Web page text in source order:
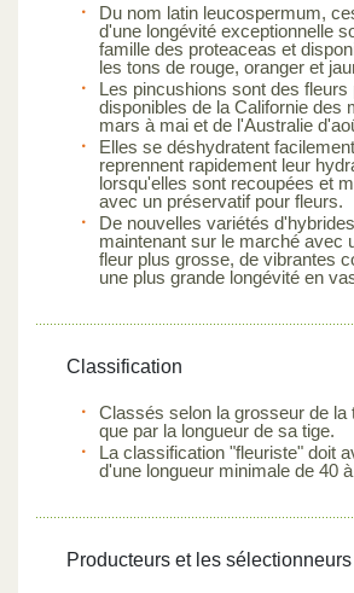
Du nom latin leucospermum,
d'une longévité exceptionnelle
famille des proteaceas et
les tons de rouge, oranger et
Les pincushions sont des fleurs
disponibles de la Californie des
mars à mai et de l'Australie
Elles se déshydratent
reprennent rapidement leur
lorsqu'elles sont recoupées et
avec un préservatif pour fleurs.
De nouvelles variétés
maintenant sur le marché avec
fleur plus grosse, de vibrantes
une plus grande longévité en
Classification
Classés selon la grosseur de la
que par la longueur de sa tige.
La classification "fleuriste" doit
d'une longueur minimale de 40
Producteurs et les sélectionneurs